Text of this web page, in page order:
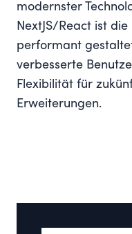
modernster
NextJS/React ist
performant
verbesserte
Flexibilität für
Erweiterungen.